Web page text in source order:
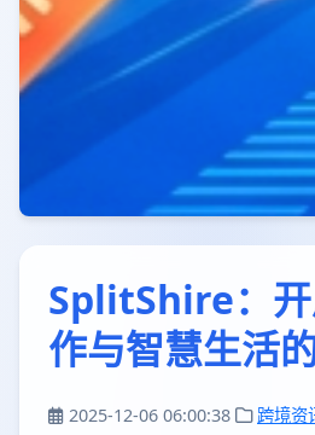
SplitShire：
作与智慧生活
2025-12-06 06:00:38 跨境资